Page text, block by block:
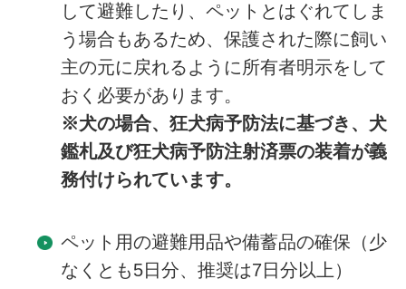
して避難したり、ペットとはぐれてしま
う場合もあるため、保護された際に飼い
主の元に戻れるように所有者明示をして
おく必要があります。
※犬の場合、狂犬病予防法に基づき、犬
鑑札及び狂犬病予防注射済票の装着が義
務付けられています。
ペット用の避難用品や備蓄品の確保（少
なくとも5日分、推奨は7日分以上）